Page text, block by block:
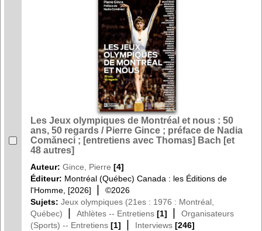
Les Jeux olympiques de Montréal et nous : 50
ans, 50 regards / Pierre Gince ; préface de Nadia
Comăneci ; [entretiens avec Thomas] Bach [et
48 autres]
Auteur: Gince, Pierre [4]
Éditeur: Montréal (Québec) Canada : les Éditions de
l'Homme, [2026]
|
©2026
Sujets: Jeux olympiques (21es : 1976 : Montréal,
Québec)
| Athlètes -- Entretiens [1] |
Organisateurs
(Sports) -- Entretiens [1] | Interviews [246]